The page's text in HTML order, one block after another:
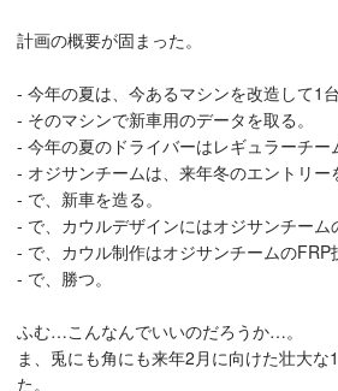
計画の概要が固まった。
- 今年の夏は、今あるマシンを改造して1
- そのマシンで新車用のデータを取る。
- 今年の夏のドライバーはレギュラーチー
- オジサンチームは、来年冬のエントリー
- で、新車を造る。
- で、カウルデザインにはオジサンチーム
- で、カウル制作はオジサンチームのFRP
- で、勝つ。
ふむ…こんなんでいいのだろうか…。
ま、兎にも角にも来年2月に向けた壮大な
た。